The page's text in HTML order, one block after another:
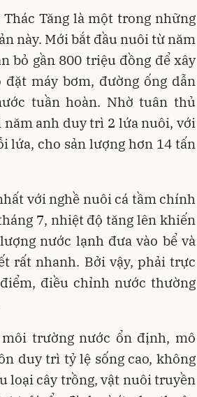
Tăng là một trong những
này. Mới bắt đầu nuôi từ năm
bỏ gần 800 triệu đồng để xây
máy bơm, đường ống dẫn
tuần hoàn. Nhờ tuân thủ
anh duy trì 2 lứa nuôi, với
lứa, cho sản lượnghơn 14 tấn
với nghề nuôi cá tầm chính
7, nhiệt độ tăng lên khiến
nước lạnh đưa vào bể và
rất nhanh. Bởi vậy, phải trực
điều chỉnh nước thường
trường nước ổn định, mô
duy trì tỷ lệ sống cao, không
loại cây trồng, vật nuôi truyền